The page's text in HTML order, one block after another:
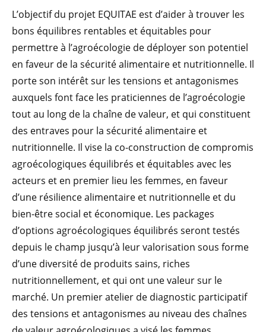
L’objectif du projet EQUITAE est d’aider à trouver les
bons équilibres rentables et équitables pour
permettre à l’agroécologie de déployer son potentiel
en faveur de la sécurité alimentaire et nutritionnelle. Il
porte son intérêt sur les tensions et antagonismes
auxquels font face les praticiennes de l’agroécologie
tout au long de la chaîne de valeur, et qui constituent
des entraves pour la sécurité alimentaire et
nutritionnelle. Il vise la co-construction de compromis
agroécologiques équilibrés et équitables avec les
acteurs et en premier lieu les femmes, en faveur
d’une résilience alimentaire et nutritionnelle et du
bien-être social et économique. Les packages
d’options agroécologiques équilibrés seront testés
depuis le champ jusqu’à leur valorisation sous forme
d’une diversité de produits sains, riches
nutritionnellement, et qui ont une valeur sur le
marché. Un premier atelier de diagnostic participatif
des tensions et antagonismes au niveau des chaînes